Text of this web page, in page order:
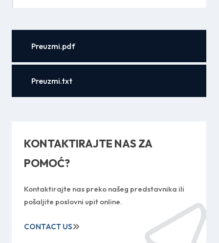
Preuzmi.pdf
Preuzmi.txt
KONTAKTIRAJTE NAS ZA
POMOĆ?
Kontaktirajte nas preko našeg predstavnika ili
pošaljite poslovni upit online.
CONTACT US